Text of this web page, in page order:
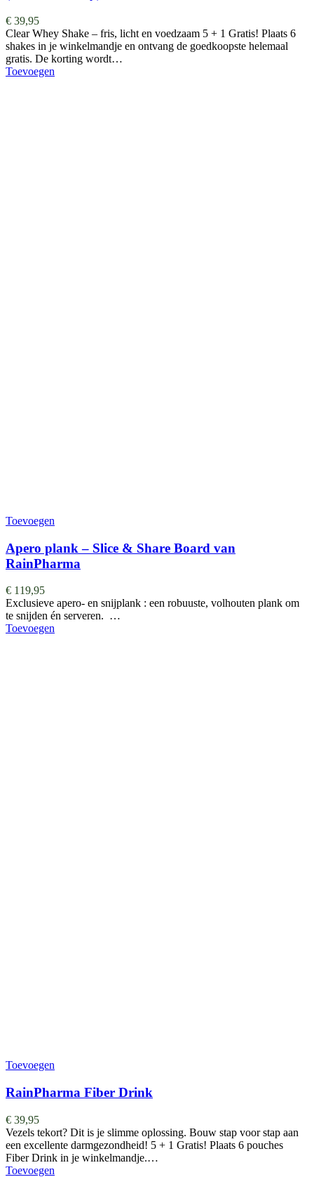
€ 39,95
Clear Whey Shake – fris, licht en voedzaam 5 + 1 Gratis! Plaats 6
shakes in je winkelmandje en ontvang de goedkoopste helemaal
gratis. De korting wordt…
Toevoegen
Toevoegen
Apero plank – Slice & Share Board van
RainPharma
€ 119,95
Exclusieve apero- en snijplank : een robuuste, volhouten plank om
te snijden én serveren. …
Toevoegen
Toevoegen
RainPharma Fiber Drink
€ 39,95
Vezels tekort? Dit is je slimme oplossing. Bouw stap voor stap aan
een excellente darmgezondheid! 5 + 1 Gratis! Plaats 6 pouches
Fiber Drink in je winkelmandje.…
Toevoegen